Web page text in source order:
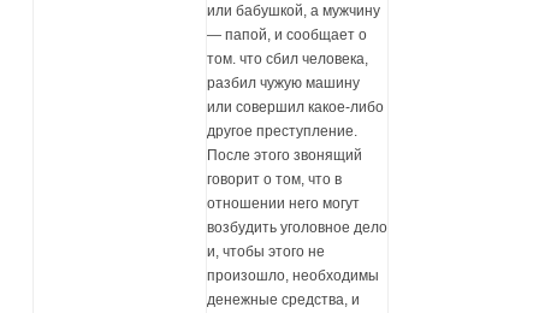
или бабушкой, а мужчину
— папой, и сообщает о
том. что сбил человека,
разбил чужую машину
или совершил какое-либо
другое преступление.
После этого звонящий
говорит о том, что в
отношении него могут
возбудить уголовное дело
и, чтобы этого не
произошло, необходимы
денежные средства, и